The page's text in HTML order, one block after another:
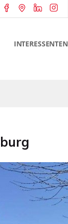
INTERESSENTEN